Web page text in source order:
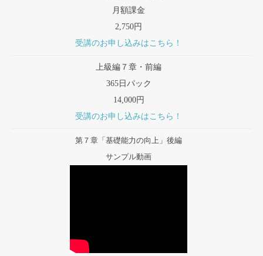
月額課金
2,750円
受講のお申し込みはこちら！
上級編７章・前編
365日パック
14,000円
受講のお申し込みはこちら！
第７章「基礎能力の向上」後編
サンプル動画